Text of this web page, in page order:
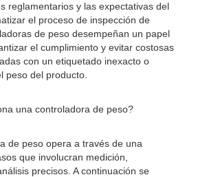
reglamentarios y las expectativas del
el proceso de inspección de
de peso desempeñan un papel
el cumplimiento y evitar costosas
con un etiquetado inexacto o
peso del producto.
una controladora de peso?
de peso opera a través de una
que involucran medición,
precisos. A continuación se